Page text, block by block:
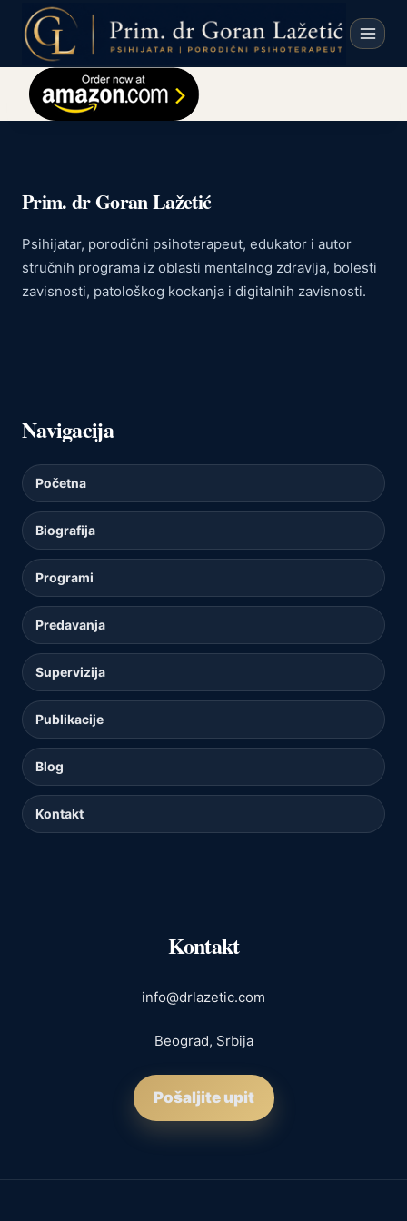
content
Prim. dr Goran Lažetić
Psihijatar, porodični psihoterapeut, edukator i autor
stručnih programa iz oblasti mentalnog zdravlja, bolesti
zavisnosti, patološkog kockanja i digitalnih zavisnosti.
Navigacija
Početna
Biografija
Programi
Predavanja
Supervizija
Publikacije
Blog
Kontakt
Kontakt
info@drlazetic.com
Beograd, Srbija
Pošaljite upit